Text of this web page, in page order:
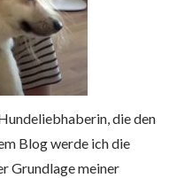
die den
Blog werde ich die
Grundlage meiner